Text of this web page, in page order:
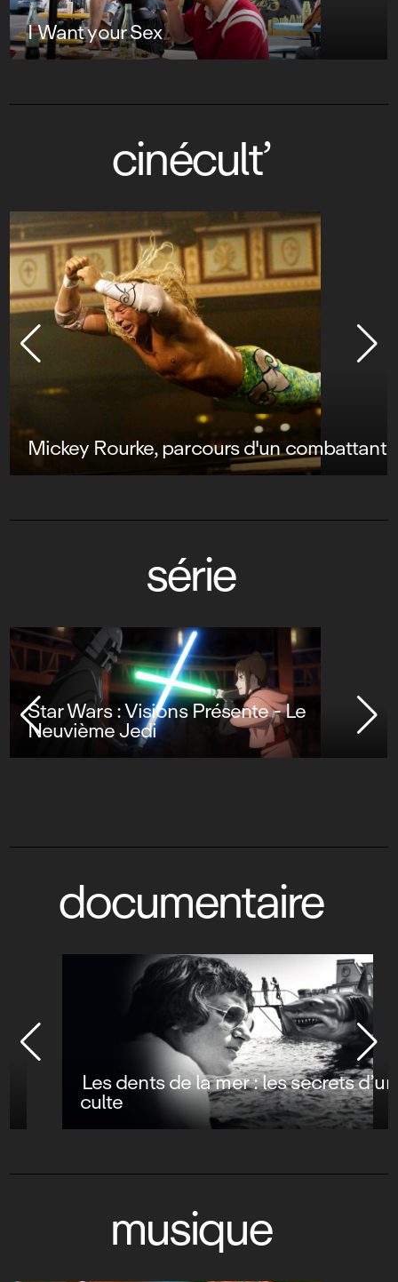
I Want your Sex
cinécult’
Mickey Rourke, parcours d'un combattant
série
Star Wars : Visions Présente - Le
Neuvième Jedi
documentaire
Les dents de la mer : les secrets d’un film
musique